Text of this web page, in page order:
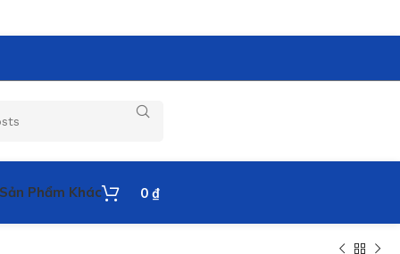
Sản Phẩm Khác 0 ₫